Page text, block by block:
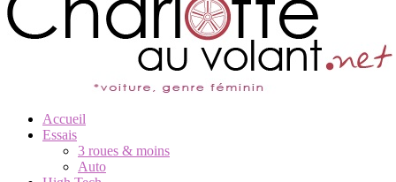
Accueil
Essais
3 roues & moins
Auto